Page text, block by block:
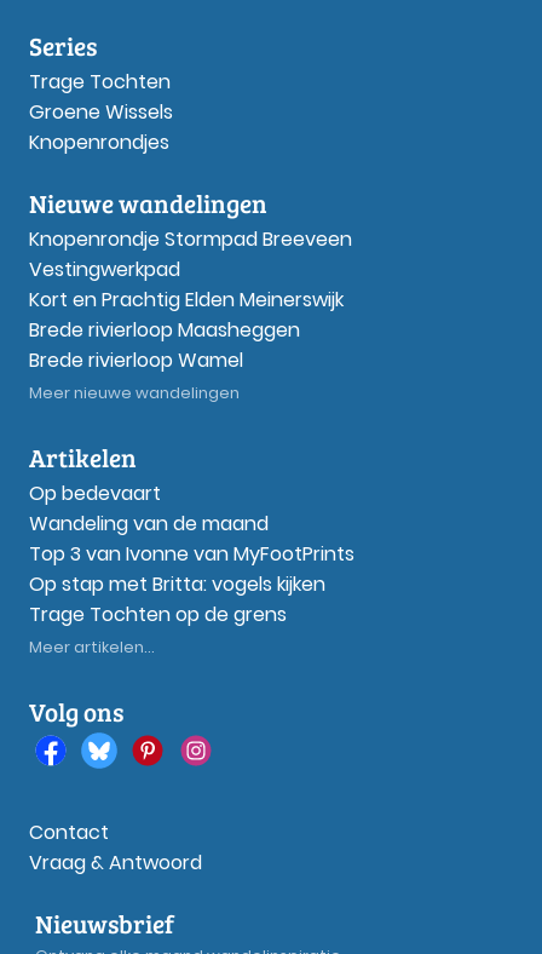
Series
Trage Tochten
Groene Wissels
Knopenrondjes
Nieuwe wandelingen
Knopenrondje Stormpad Breeveen
Vestingwerkpad
Kort en Prachtig Elden Meinerswijk
Brede rivierloop Maasheggen
Brede rivierloop Wamel
Meer nieuwe wandelingen
Artikelen
Op bedevaart
Wandeling van de maand
Top 3 van Ivonne van MyFootPrints
Op stap met Britta: vogels kijken
Trage Tochten op de grens
Meer artikelen...
Volg ons
Contact
Vraag & Antwoord
Nieuwsbrief